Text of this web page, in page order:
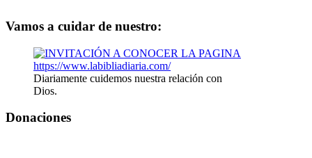
Vamos a cuidar de nuestro:
Diariamente cuidemos nuestra relación con
Dios.
Donaciones